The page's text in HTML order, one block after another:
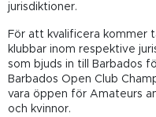
jurisdiktioner.
För att kvalificera kommer
klubbar inom respektive
som bjuds in till Barbados
Barbados Open Club
vara öppen för Amateurs
och kvinnor.